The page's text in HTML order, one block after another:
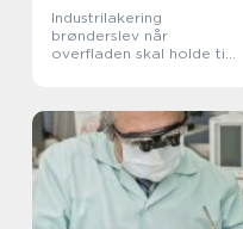
Industrilakering
brønderslev når
overfladen skal holde til